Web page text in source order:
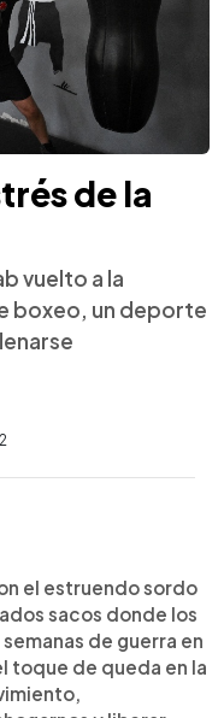
de la
vuelto a la
boxeo, un deporte
el estruendo sordo
sacos donde los
de guerra en
toque de queda en la